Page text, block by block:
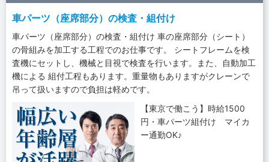
車パーツ（座席部分）の検査・組付け
車パーツ（座席部分）の検査・組付け 車の座席部分（シート）
の骨組みを加工する工程でのお仕事です。 シートフレームを検
査機にセットし、機械と目視で検査を行います。また、自動加工
機による 組付工程もあります。重量物もありますがクレーンで
吊って扱いますので負担は軽めです。
【東京で働こう】時給1500
円・車パーツ組付け マイカ
ー通勤OK♪